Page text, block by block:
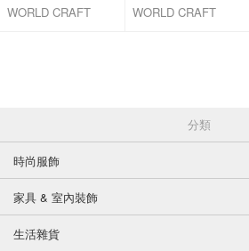
WORLD CRAFT
WORLD CRAFT
分類
時尚服飾
家具 & 室內裝飾
生活雜貨